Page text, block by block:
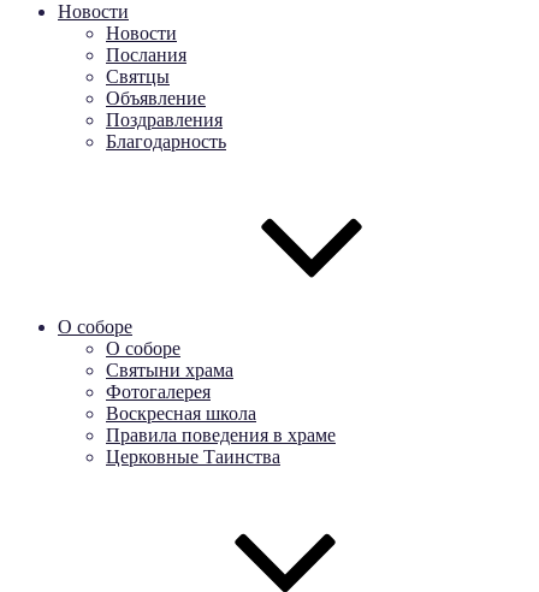
Новости
Новости
Послания
Святцы
Объявление
Поздравления
Благодарность
О соборе
О соборе
Святыни храма
Фотогалерея
Воскресная школа
Правила поведения в храме
Церковные Таинства